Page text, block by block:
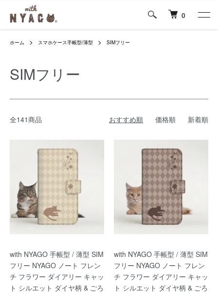
0
ホーム スマホケース手帳型/薄型 SIMフリー
SIMフリー
全141商品 おすすめ順 価格順 新着順
with NYAGO 手帳型 / 薄型 SIM
フリー NYAGO ノート フレン
チ フラワー ダイアリー キャッ
ト シルエット ダイヤ柄 & ごろ
with NYAGO 手帳型 / 薄型 SIM
フリー NYAGO ノート フレン
チ フラワー ダイアリー キャッ
ト シルエット ダイヤ柄 & ごろ